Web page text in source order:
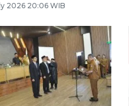
2026 20:06 WIB